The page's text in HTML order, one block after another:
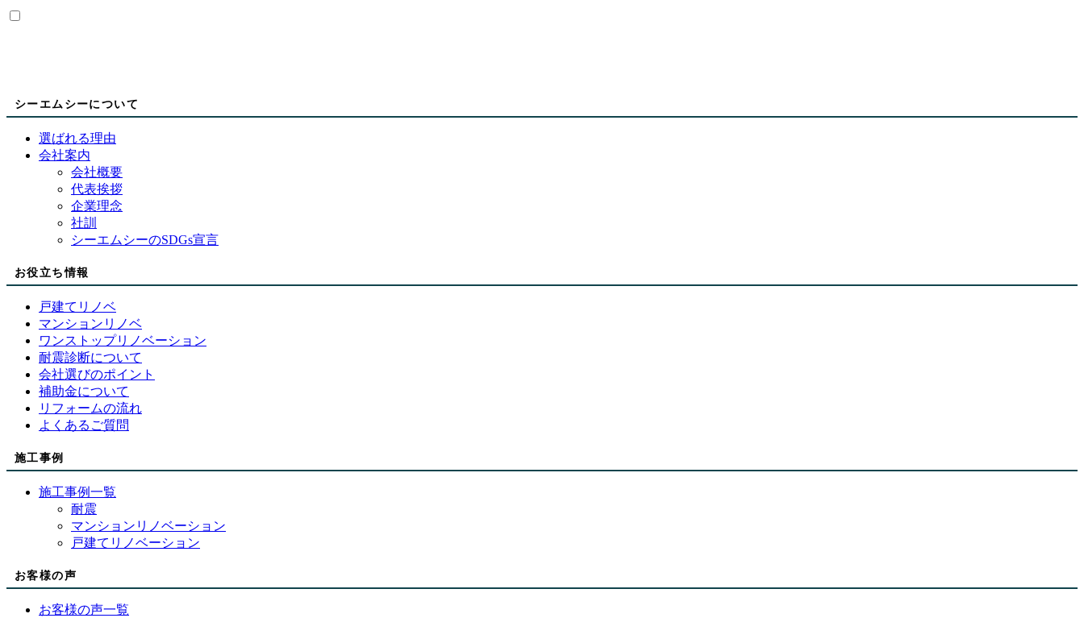
シーエムシーについて
選ばれる理由
会社案内
会社概要
代表挨拶
企業理念
社訓
シーエムシーのSDGs宣言
お役立ち情報
戸建てリノベ
マンションリノベ
ワンストップリノベーション
耐震診断について
会社選びのポイント
補助金について
リフォームの流れ
よくあるご質問
施工事例
施工事例一覧
耐震
マンションリノベーション
戸建てリノベーション
お客様の声
お客様の声一覧